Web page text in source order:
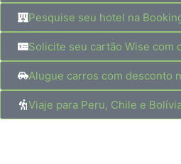
Pesquise seu hotel na
Solicite seu cartão Wise com
Alugue carros com desconto
Viaje para Peru, Chile e